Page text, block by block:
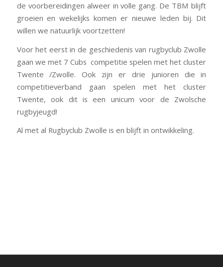
de voorbereidingen alweer in volle gang. De TBM blijft
groeien en wekelijks komen er nieuwe leden bij. Dit
willen we natuurlijk voortzetten!
Voor het eerst in de geschiedenis van rugbyclub Zwolle
gaan we met 7 Cubs competitie spelen met het cluster
Twente /Zwolle. Ook zijn er drie junioren die in
competitieverband gaan spelen met het cluster
Twente, ook dit is een unicum voor de Zwolsche
rugbyjeugd!
Al met al Rugbyclub Zwolle is en blijft in ontwikkeling.